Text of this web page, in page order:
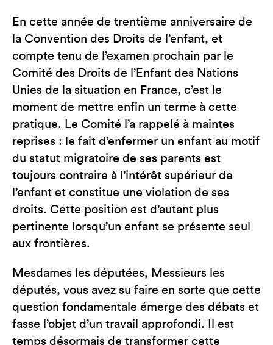
En cette année de trentième anniversaire de
la Convention des Droits de l’enfant, et
compte tenu de l’examen prochain par le
Comité des Droits de l’Enfant des Nations
Unies de la situation en France, c’est le
moment de mettre enfin un terme à cette
pratique. Le Comité l’a rappelé à maintes
reprises : le fait d’enfermer un enfant au motif
du statut migratoire de ses parents est
toujours contraire à l’intérêt supérieur de
l’enfant et constitue une violation de ses
droits. Cette position est d’autant plus
pertinente lorsqu’un enfant se présente seul
aux frontières.
Mesdames les députées, Messieurs les
députés, vous avez su faire en sorte que cette
question fondamentale émerge des débats et
fasse l’objet d’un travail approfondi. Il est
temps désormais de transformer cette